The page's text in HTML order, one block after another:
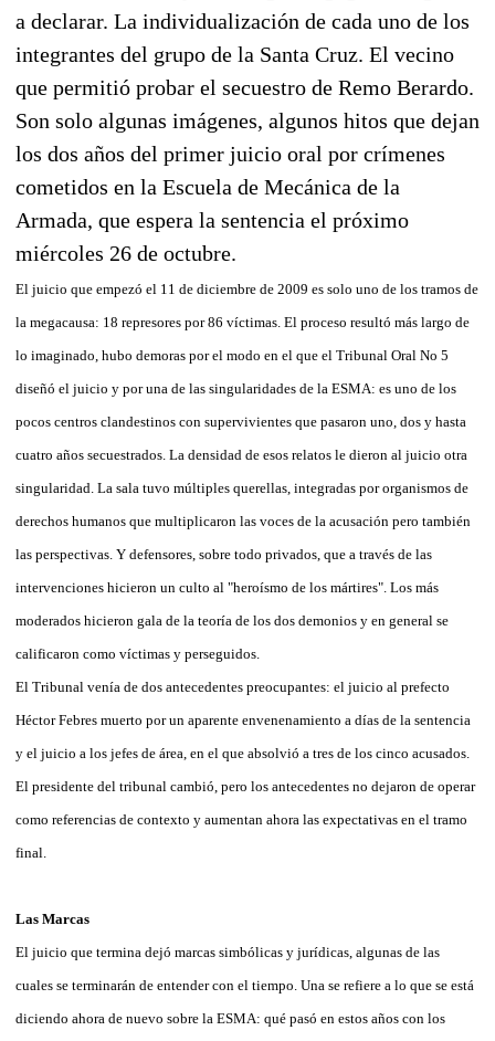
a declarar. La individualización de cada uno de los
integrantes del grupo de la Santa Cruz. El vecino
que permitió probar el secuestro de Remo Berardo.
Son solo algunas imágenes, algunos hitos que dejan
los dos años del primer juicio oral por crímenes
cometidos en la Escuela de Mecánica de la
Armada, que espera la sentencia el próximo
miércoles 26 de octubre.
El juicio que empezó el 11 de diciembre de 2009 es solo uno de los tramos de
la megacausa: 18 represores por 86 víctimas. El proceso resultó más largo de
lo imaginado, hubo demoras por el modo en el que el Tribunal Oral No 5
diseñó el juicio y por una de las singularidades de la ESMA: es uno de los
pocos centros clandestinos con supervivientes que pasaron uno, dos y hasta
cuatro años secuestrados. La densidad de esos relatos le dieron al juicio otra
singularidad. La sala tuvo múltiples querellas, integradas por organismos de
derechos humanos que multiplicaron las voces de la acusación pero también
las perspectivas. Y defensores, sobre todo privados, que a través de las
intervenciones hicieron un culto al "heroísmo de los mártires". Los más
moderados hicieron gala de la teoría de los dos demonios y en general se
calificaron como víctimas y perseguidos.
El Tribunal venía de dos antecedentes preocupantes: el juicio al prefecto
Héctor Febres muerto por un aparente envenenamiento a días de la sentencia
y el juicio a los jefes de área, en el que absolvió a tres de los cinco acusados.
El presidente del tribunal cambió, pero los antecedentes no dejaron de operar
como referencias de contexto y aumentan ahora las expectativas en el tramo
final.
Las Marcas
El juicio que termina dejó marcas simbólicas y jurídicas, algunas de las
cuales se terminarán de entender con el tiempo. Una se refiere a lo que se está
diciendo ahora de nuevo sobre la ESMA: qué pasó en estos años con los